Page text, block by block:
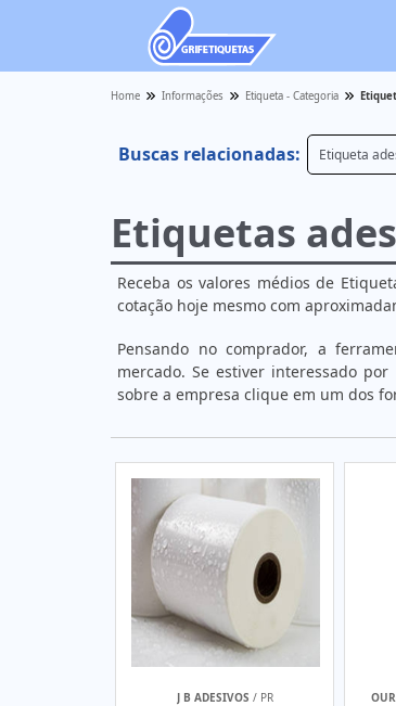
Home Informações Etiqueta - Categoria
Buscas relacionadas: Etiqueta
Etiquetas
Receba os valores médios de
cotação hoje mesmo com
Pensando no comprador, a
mercado. Se estiver interessado
sobre a empresa clique em um dos
J B ADESIVOS / PR